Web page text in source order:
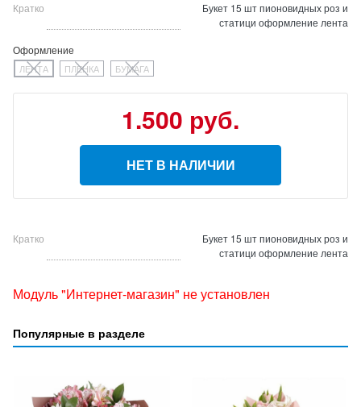
Кратко
Букет 15 шт пионовидных роз и
статици оформление лента
Оформление
ЛЕНТА ПЛЕНКА БУМАГА
1.500 руб.
НЕТ В НАЛИЧИИ
Кратко
Букет 15 шт пионовидных роз и
статици оформление лента
Модуль "Интернет-магазин" не установлен
Популярные в разделе